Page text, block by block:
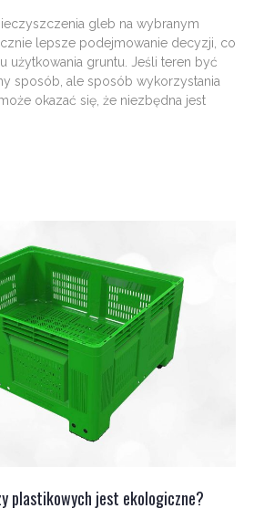
gleb na wybranym
lepsze podejmowanie decyzji, co
użytkowania gruntu. Jeśli teren być
sposób, ale sposób wykorzystania
okazać się, że niezbędna jest
plastikowych jest ekologiczne?